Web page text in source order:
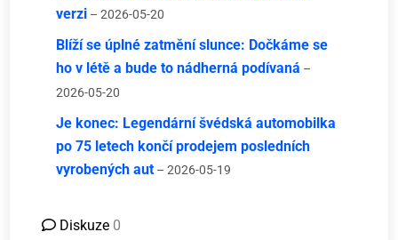
verzi – 2026-05-20
Blíží se úplné zatmění slunce: Dočkáme se
ho v létě a bude to nádherná podívaná –
2026-05-20
Je konec: Legendární švédská automobilka
po 75 letech končí prodejem posledních
vyrobených aut – 2026-05-19
Diskuze 0